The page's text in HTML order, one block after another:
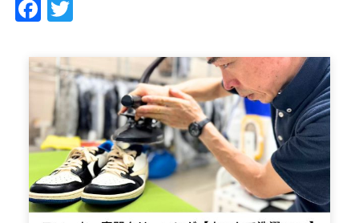
Facebook